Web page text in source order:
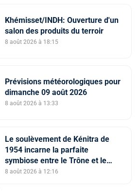
Khémisset/INDH: Ouverture d'un
salon des produits du terroir
8 août 2026 à 18:15
Prévisions météorologiques pour
dimanche 09 août 2026
8 août 2026 à 13:33
Le soulèvement de Kénitra de
1954 incarne la parfaite
symbiose entre le Trône et le
peuple et l’unité de volonté et de
8 août 2026 à 12:16